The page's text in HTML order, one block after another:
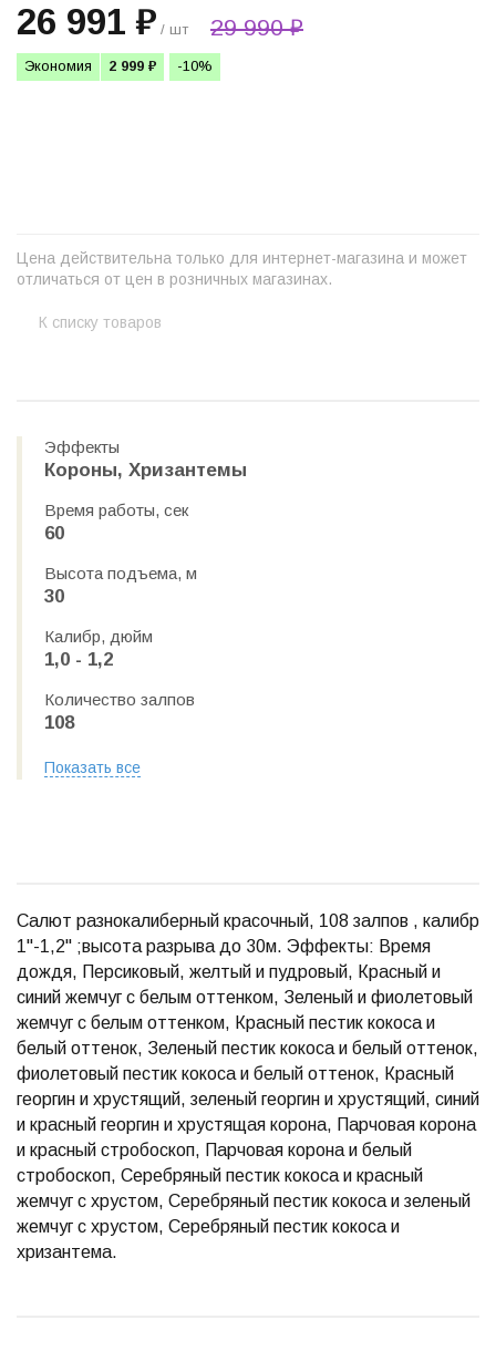
26 991 ₽ / шт 29 990 ₽
Экономия 2 999 ₽ -10%
Цена действительна только для интернет-магазина и может
отличаться от цен в розничных магазинах.
К списку товаров
Эффекты
Короны, Хризантемы
Время работы, сек
60
Высота подъема, м
30
Калибр, дюйм
1,0 - 1,2
Количество залпов
108
Показать все
Салют разнокалиберный красочный, 108 залпов , калибр
1"-1,2" ;высота разрыва до 30м. Эффекты: Время
дождя, Персиковый, желтый и пудровый, Красный и
синий жемчуг с белым оттенком, Зеленый и фиолетовый
жемчуг с белым оттенком, Красный пестик кокоса и
белый оттенок, Зеленый пестик кокоса и белый оттенок,
фиолетовый пестик кокоса и белый оттенок, Красный
георгин и хрустящий, зеленый георгин и хрустящий, синий
и красный георгин и хрустящая корона, Парчовая корона
и красный стробоскоп, Парчовая корона и белый
стробоскоп, Серебряный пестик кокоса и красный
жемчуг с хрустом, Серебряный пестик кокоса и зеленый
жемчуг с хрустом, Серебряный пестик кокоса и
хризантема.